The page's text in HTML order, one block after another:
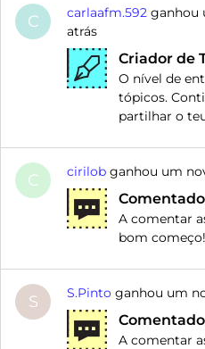
C carlaafm.592 ganhou
atrás
Criador de
O nível de
tópicos.
partilhar o
C cirilob ganhou um
A comentar
bom começo!
S S.Pinto ganhou um
A comentar